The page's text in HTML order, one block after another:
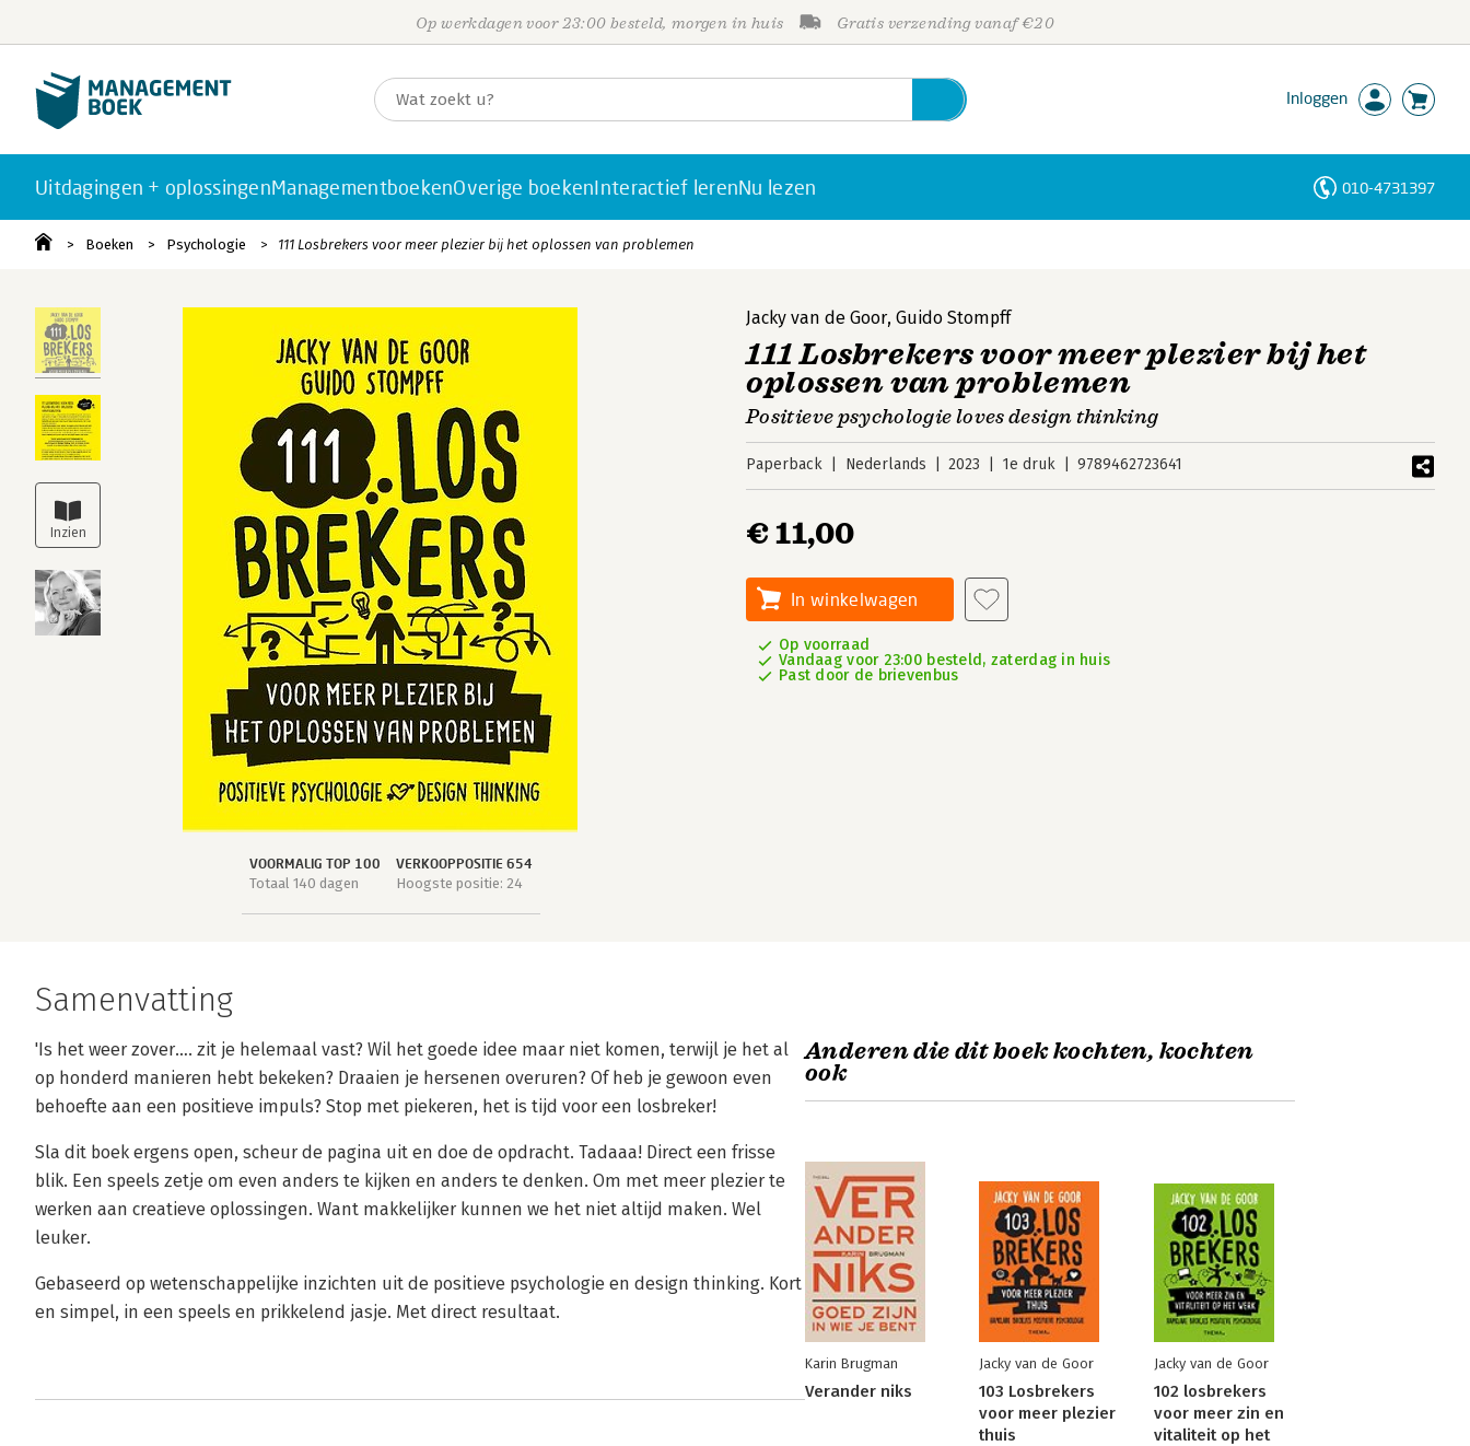
Op werkdagen voor 23:00 besteld, morgen in huis Gratis verzending vanaf €20
Inloggen
Uitdagingen + oplossingenManagementboekenOverige boekenInteractief lerenNu lezen 010-4731397
Boeken Psychologie 111 Losbrekers voor meer plezier bij het oplossen van problemen
VOORMALIG TOP 100
Totaal 140 dagen
VERKOOPPOSITIE 654
Hoogste positie: 24
Jacky van de Goor, Guido Stompff
111 Losbrekers voor meer plezier bij het
oplossen van problemen
Positieve psychologie loves design thinking
Paperback Nederlands 2023 1e druk 9789462723641
€ 11,00
In winkelwagen
Op voorraad
Vandaag voor 23:00 besteld, zaterdag in huis
Past door de brievenbus
Samenvatting
'Is het weer zover…. zit je helemaal vast? Wil het goede idee maar niet komen, terwijl je het al
op honderd manieren hebt bekeken? Draaien je hersenen overuren? Of heb je gewoon even
behoefte aan een positieve impuls? Stop met piekeren, het is tijd voor een losbreker!
Sla dit boek ergens open, scheur de pagina uit en doe de opdracht. Tadaaa! Direct een frisse
blik. Een speels zetje om even anders te kijken en anders te denken. Om met meer plezier te
werken aan creatieve oplossingen. Want makkelijker kunnen we het niet altijd maken. Wel
leuker.
Gebaseerd op wetenschappelijke inzichten uit de positieve psychologie en design thinking. Kort
en simpel, in een speels en prikkelend jasje. Met direct resultaat.
Anderen die dit boek kochten, kochten
ook
Karin Brugman
Verander niks
Jacky van de Goor
103 Losbrekers
voor meer plezier
thuis
Jacky van de Goor
102 losbrekers
voor meer zin en
vitaliteit op het
Personen